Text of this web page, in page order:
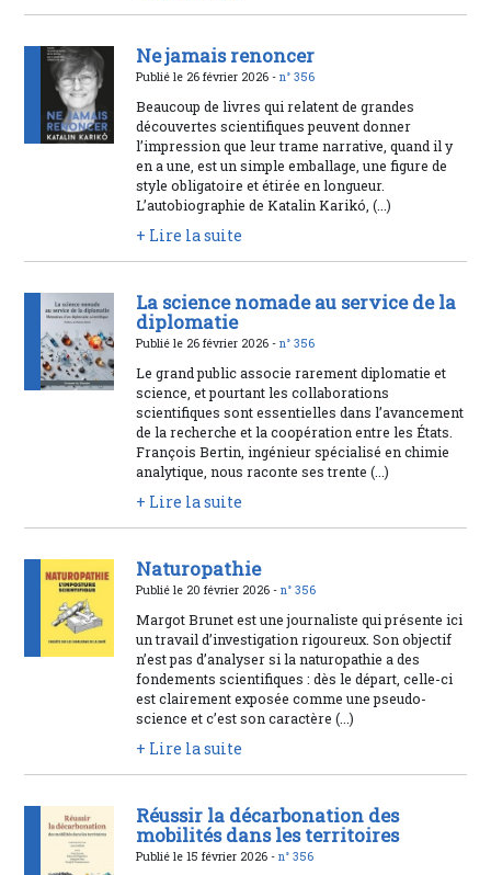
Ne jamais renoncer
Publié le 26 février 2026 - n° 356
Beaucoup de livres qui relatent de grandes
découvertes scientifiques peuvent donner
l’impression que leur trame narrative, quand il y
en a une, est un simple emballage, une figure de
style obligatoire et étirée en longueur.
L’autobiographie de Katalin Karikó, (...)
+ Lire la suite
La science nomade au service de la
diplomatie
Publié le 26 février 2026 - n° 356
Le grand public associe rarement diplomatie et
science, et pourtant les collaborations
scientifiques sont essentielles dans l’avancement
de la recherche et la coopération entre les États.
François Bertin, ingénieur spécialisé en chimie
analytique, nous raconte ses trente (...)
+ Lire la suite
Naturopathie
Publié le 20 février 2026 - n° 356
Margot Brunet est une journaliste qui présente ici
un travail d’investigation rigoureux. Son objectif
n’est pas d’analyser si la naturopathie a des
fondements scientifiques : dès le départ, celle-ci
est clairement exposée comme une pseudo-
science et c’est son caractère (...)
+ Lire la suite
Réussir la décarbonation des
mobilités dans les territoires
Publié le 15 février 2026 - n° 356